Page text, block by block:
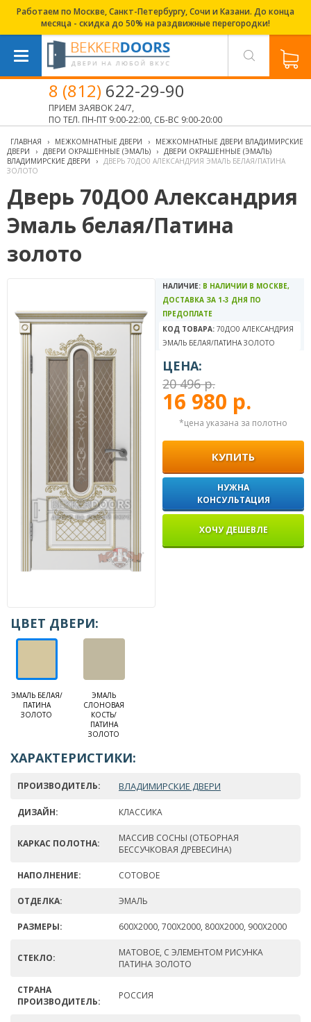
Работаем по Москве, Санкт-Петербургу, Сочи и Казани. До конца
месяца - скидка до 50% на раздвижные перегородки!
8 (812) 622-29-90
ПРИЕМ ЗАЯВОК 24/7,
ПО ТЕЛ. ПН-ПТ 9:00-22:00, СБ-ВС 9:00-20:00
ГЛАВНАЯ › МЕЖКОМНАТНЫЕ ДВЕРИ ›
МЕЖКОМНАТНЫЕ ДВЕРИ ВЛАДИМИРСКИЕ
ДВЕРИ
› ДВЕРИ ОКРАШЕННЫЕ (ЭМАЛЬ) › ДВЕРИ ОКРАШЕННЫЕ (ЭМАЛЬ)
ВЛАДИМИРСКИЕ ДВЕРИ
› ДВЕРЬ 70ДО0 АЛЕКСАНДРИЯ ЭМАЛЬ БЕЛАЯ/ПАТИНА
ЗОЛОТО
Дверь 70ДО0 Александрия
Эмаль белая/Патина
золото
НАЛИЧИЕ: В НАЛИЧИИ В МОСКВЕ,
ДОСТАВКА ЗА 1-3 ДНЯ ПО
ПРЕДОПЛАТЕ
КОД ТОВАРА: 70ДО0 АЛЕКСАНДРИЯ
ЭМАЛЬ БЕЛАЯ/ПАТИНА ЗОЛОТО
ЦЕНА:
20 496 р.
16 980 р.
*цена указана за полотно
КУПИТЬ
НУЖНА
КОНСУЛЬТАЦИЯ
ХОЧУ ДЕШЕВЛЕ
ЦВЕТ ДВЕРИ:
ЭМАЛЬ БЕЛАЯ/
ПАТИНА
ЗОЛОТО
ЭМАЛЬ
СЛОНОВАЯ
КОСТЬ/
ПАТИНА
ЗОЛОТО
ХАРАКТЕРИСТИКИ:
ПРОИЗВОДИТЕЛЬ: ВЛАДИМИРСКИЕ ДВЕРИ
ДИЗАЙН: КЛАССИКА
КАРКАС ПОЛОТНА:
МАССИВ СОСНЫ (ОТБОРНАЯ
БЕССУЧКОВАЯ ДРЕВЕСИНА)
НАПОЛНЕНИЕ: СОТОВОЕ
ОТДЕЛКА: ЭМАЛЬ
РАЗМЕРЫ: 600Х2000, 700Х2000, 800Х2000, 900Х2000
СТЕКЛО:
МАТОВОЕ, С ЭЛЕМЕНТОМ РИСУНКА
ПАТИНА ЗОЛОТО
СТРАНА
ПРОИЗВОДИТЕЛЬ:
РОССИЯ